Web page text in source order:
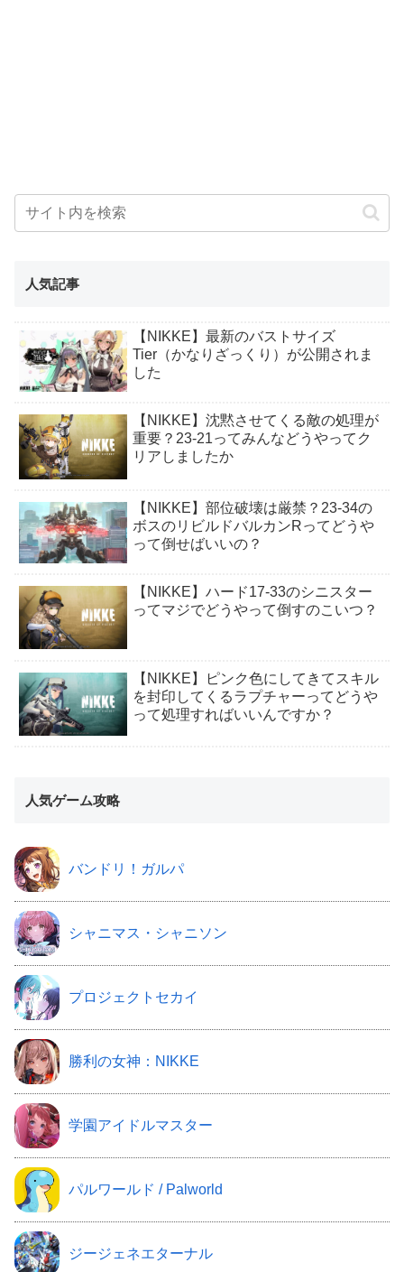
人気記事
【NIKKE】最新のバストサイズ
Tier（かなりざっくり）が公開されま
した
【NIKKE】沈黙させてくる敵の処理が
重要？23-21ってみんなどうやってク
リアしましたか
【NIKKE】部位破壊は厳禁？23-34の
ボスのリビルドバルカンRってどうや
って倒せばいいの？
【NIKKE】ハード17-33のシニスター
ってマジでどうやって倒すのこいつ？
【NIKKE】ピンク色にしてきてスキル
を封印してくるラプチャーってどうや
って処理すればいいんですか？
人気ゲーム攻略
バンドリ！ガルパ
シャニマス・シャニソン
プロジェクトセカイ
勝利の女神：NIKKE
学園アイドルマスター
パルワールド / Palworld
ジージェネエターナル